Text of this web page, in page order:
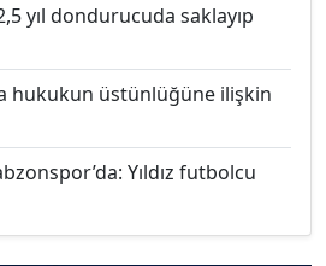
yıl dondurucuda saklayıp
hukukun üstünlüğüne ilişkin
Yıldız futbolcu